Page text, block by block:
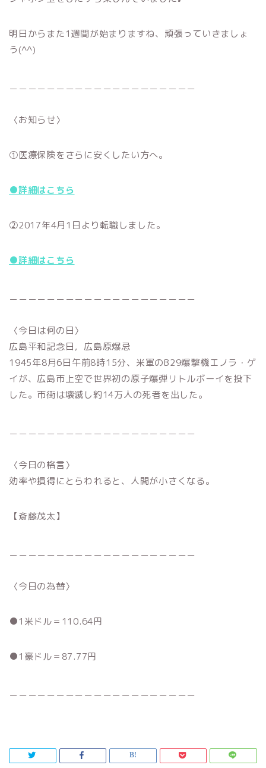
明日からまた1週間が始まりますね、頑張っていきましょ
う(^^)
〈お知らせ〉
①医療保険をさらに安くしたい方へ。
●詳細はこちら
②2017年4月1日より転職しました。
●詳細はこちら
〈今日は何の日〉
広島平和記念日，広島原爆忌
1945年8月6日午前8時15分、米軍のB29爆撃機エノラ・ゲ
イが、広島市上空で世界初の原子爆弾リトルボーイを投下
した。市街は壊滅し約14万人の死者を出した。
〈今日の格言〉
効率や損得にとらわれると、人間が小さくなる。
【斎藤茂太】
〈今日の為替〉
●1米ドル＝110.64円
●1豪ドル＝87.77円